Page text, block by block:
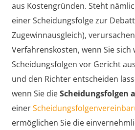
aus Kostengründen. Steht
einer Scheidungsfolge zur
Zugewinnausgleich),
Verfahrenskosten, wenn Sie sich
Scheidungsfolgen vor Gericht
und den Richter entscheiden
wenn Sie dieScheidungsfolgen
einer
ermöglichen Sie die